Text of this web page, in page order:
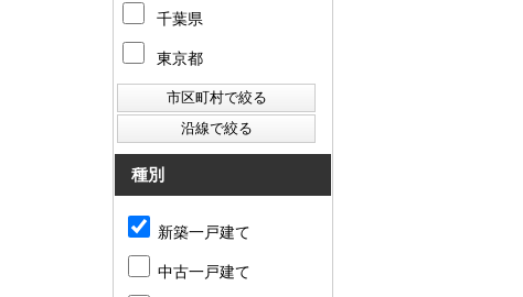
千葉県
東京都
種別
新築一戸建て
中古一戸建て